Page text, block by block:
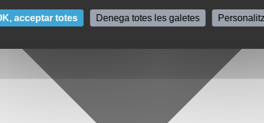
acceptar totes Denega totes les galetes